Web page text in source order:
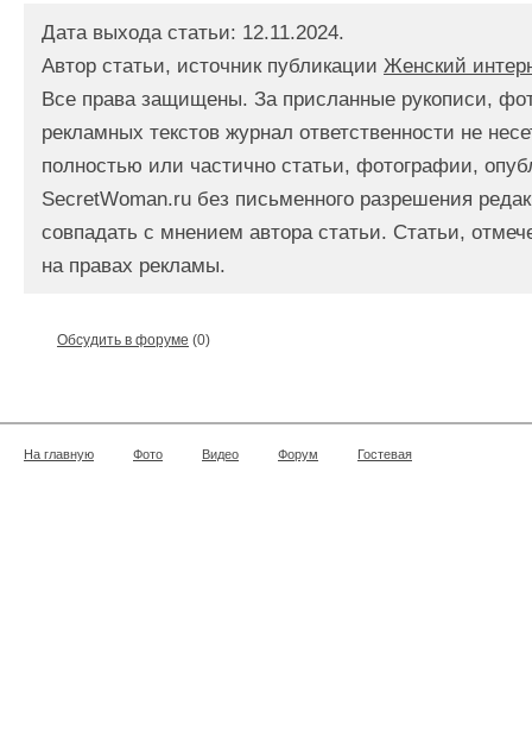
Дата выхода статьи: 12.11.2024.
Автор статьи, источник публикации Женский
Все права защищены. За присланные рукописи,
рекламных текстов журнал ответственности не
полностью или частично статьи, фотографии,
SecretWoman.ru без письменного разрешения
совпадать с мнением автора статьи. Статьи,
на правах рекламы.
Обсудить в форуме (0)
На главную Фото Видео Форум Гостевая